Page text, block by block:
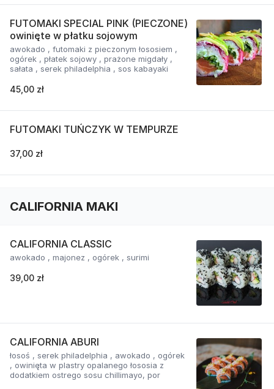
FUTOMAKI SPECIAL PINK (PIECZONE)
owinięte w płatku sojowym
awokado , futomaki z pieczonym łososiem ,
ogórek , płatek sojowy , prażone migdały ,
sałata , serek philadelphia , sos kabayaki
45,00 zł
FUTOMAKI TUŃCZYK W TEMPURZE
37,00 zł
CALIFORNIA MAKI
CALIFORNIA CLASSIC
awokado , majonez , ogórek , surimi
39,00 zł
CALIFORNIA ABURI
łosoś , serek philadelphia , awokado , ogórek
, owinięta w plastry opalanego łososia z
dodatkiem ostrego sosu chillimayo, por